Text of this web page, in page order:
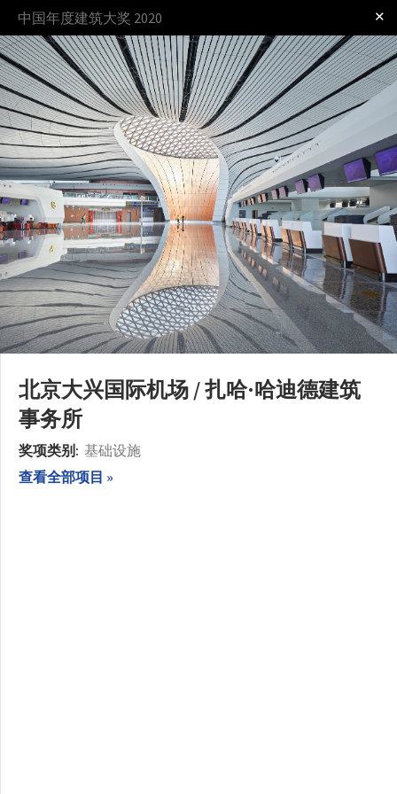
登录
奖项 过程 规则
中国年度建筑大奖 2020 ✕
北京大兴国际机场 / 扎哈·哈迪德建筑
事务所
奖项类别: 基础设施
查看全部项目 »